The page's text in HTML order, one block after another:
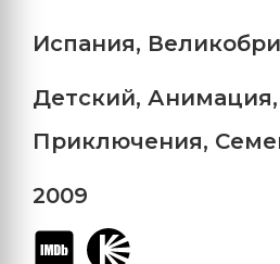
Испания,
Детский, Анимация,
Приключения,
2009